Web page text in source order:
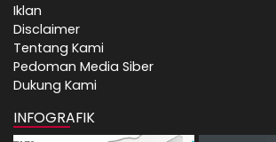
Iklan
Disclaimer
Tentang Kami
Pedoman Media Siber
Dukung Kami
INFOGRAFIK